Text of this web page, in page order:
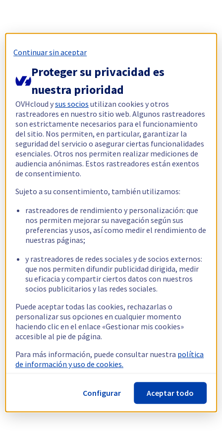
Continuar sin aceptar
Proteger su privacidad es
nuestra prioridad
OVHcloud ysus socios utilizan cookies y otros
rastreadores en nuestro sitio web. Algunos rastreadores
son estrictamente necesarios para el funcionamiento
del sitio. Nos permiten, en particular, garantizar la
seguridad del servicio o asegurar ciertas funcionalidades
esenciales. Otros nos permiten realizar mediciones de
audiencia anónimas. Estos rastreadores están exentos
de consentimiento.
Sujeto a su consentimiento, también utilizamos:
rastreadores de rendimiento y personalización: que
nos permiten mejorar su navegación según sus
preferencias y usos, así como medir el rendimiento de
nuestras páginas;
y rastreadores de redes sociales y de socios externos:
que nos permiten difundir publicidad dirigida, medir
su eficacia y compartir ciertos datos con nuestros
socios publicitarios y las redes sociales.
Puede aceptar todas las cookies, rechazarlas o
personalizar sus opciones en cualquier momento
haciendo clic en el enlace «Gestionar mis cookies»
accesible al pie de página.
Para más información, puede consultar nuestra política
de información y uso de cookies.
Configurar Aceptar todo